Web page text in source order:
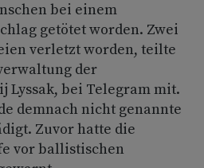
bei einem
getötet worden. Zwei
verletzt worden, teilte
der
Lyssak, bei Telegram mit.
demnach nicht genannte
Zuvor hatte die
vor ballistischen